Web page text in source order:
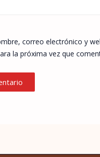
correo electrónico y
la próxima vez que